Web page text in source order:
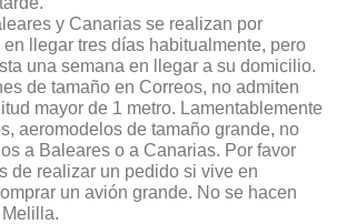
y Canarias se realizan por
en llegar tres días habitualmente, pero
una semana en llegar a su domicilio.
de tamaño en Correos, no admiten
mayor de 1 metro. Lamentablemente
aeromodelos de tamaño grande, no
a Baleares o a Canarias. Por favor
de realizar un pedido si vive en
un avión grande. No se hacen